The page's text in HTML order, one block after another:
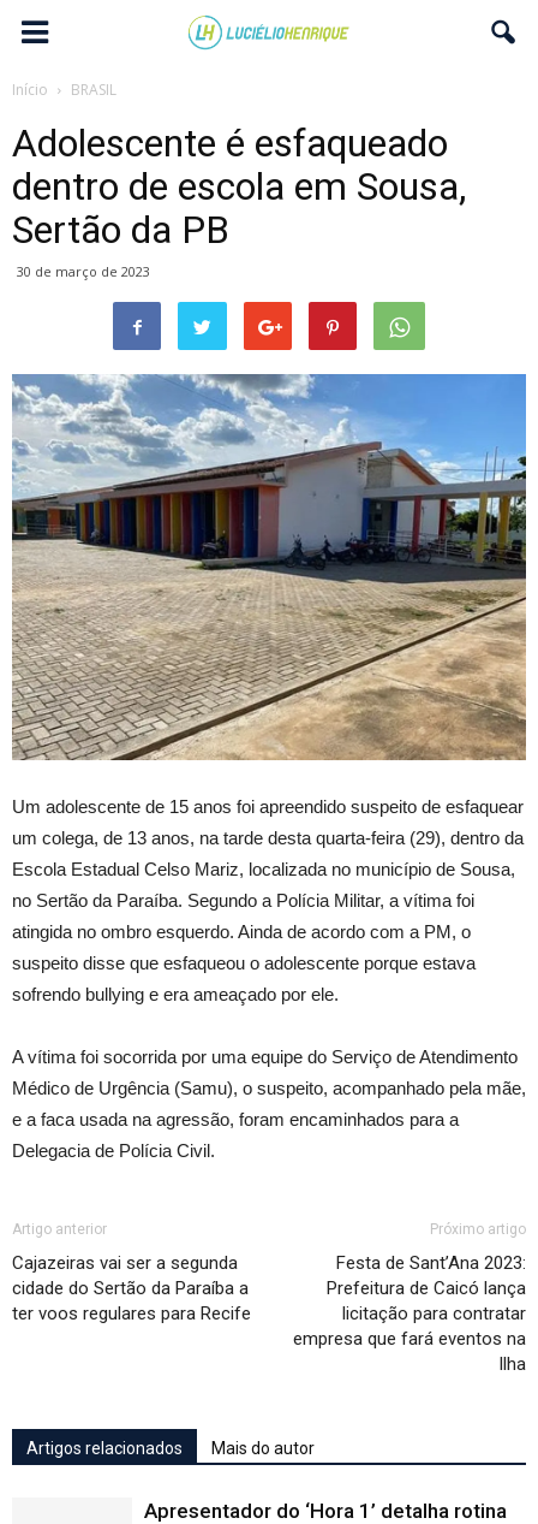
Início BRASIL
Adolescente é esfaqueado
dentro de escola em Sousa,
Sertão da PB
30 de março de 2023
Um adolescente de 15 anos foi apreendido suspeito de esfaquear
um colega, de 13 anos, na tarde desta quarta-feira (29), dentro da
Escola Estadual Celso Mariz, localizada no município de Sousa,
no Sertão da Paraíba. Segundo a Polícia Militar, a vítima foi
atingida no ombro esquerdo. Ainda de acordo com a PM, o
suspeito disse que esfaqueou o adolescente porque estava
sofrendo bullying e era ameaçado por ele.
A vítima foi socorrida por uma equipe do Serviço de Atendimento
Médico de Urgência (Samu), o suspeito, acompanhado pela mãe,
e a faca usada na agressão, foram encaminhados para a
Delegacia de Polícia Civil.
Artigo anterior
Cajazeiras vai ser a segunda
cidade do Sertão da Paraíba a
ter voos regulares para Recife
Próximo artigo
Festa de Sant’Ana 2023:
Prefeitura de Caicó lança
licitação para contratar
empresa que fará eventos na
Ilha
Artigos relacionados Mais do autor
Apresentador do ‘Hora 1’ detalha rotina